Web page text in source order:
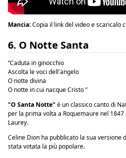
Mancia:Copia il link del video e scaricalo
6. O Notte Santa
“Caduta in ginocchio
Ascolta le voci dell'angelo
O notte divina
O notte in cui nacque Cristo ”
"O Santa Notte" è un classico canto di
per la prima volta a Roquemaure nel
Laurey.
Celine Dion ha pubblicato la sua versione
stata votata la più popolare.